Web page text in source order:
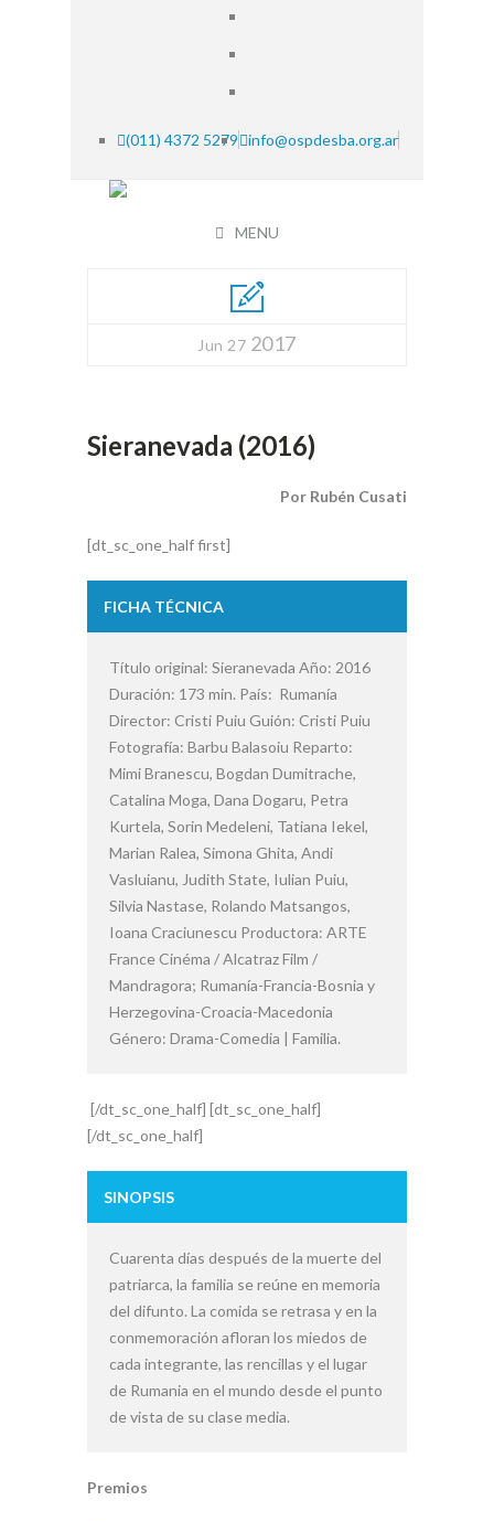
(011) 4372 5279 info@ospdesba.org.ar
MENU
Jun 27 2017
Sieranevada (2016)
Por Rubén Cusati
[dt_sc_one_half first]
FICHA TÉCNICA
Título original: Sieranevada Año: 2016
Duración: 173 min. País: Rumanía
Director: Cristi Puiu Guión: Cristi Puiu
Fotografía: Barbu Balasoiu Reparto:
Mimi Branescu, Bogdan Dumitrache,
Catalina Moga, Dana Dogaru, Petra
Kurtela, Sorin Medeleni, Tatiana Iekel,
Marian Ralea, Simona Ghita, Andi
Vasluianu, Judith State, Iulian Puiu,
Silvia Nastase, Rolando Matsangos,
Ioana Craciunescu Productora: ARTE
France Cinéma / Alcatraz Film /
Mandragora; Rumanía-Francia-Bosnia y
Herzegovina-Croacia-Macedonia
Género: Drama-Comedia | Familia.
[/dt_sc_one_half] [dt_sc_one_half]
[/dt_sc_one_half]
SINOPSIS
Cuarenta días después de la muerte del
patriarca, la familia se reúne en memoria
del difunto. La comida se retrasa y en la
conmemoración afloran los miedos de
cada integrante, las rencillas y el lugar
de Rumania en el mundo desde el punto
de vista de su clase media.
Premios